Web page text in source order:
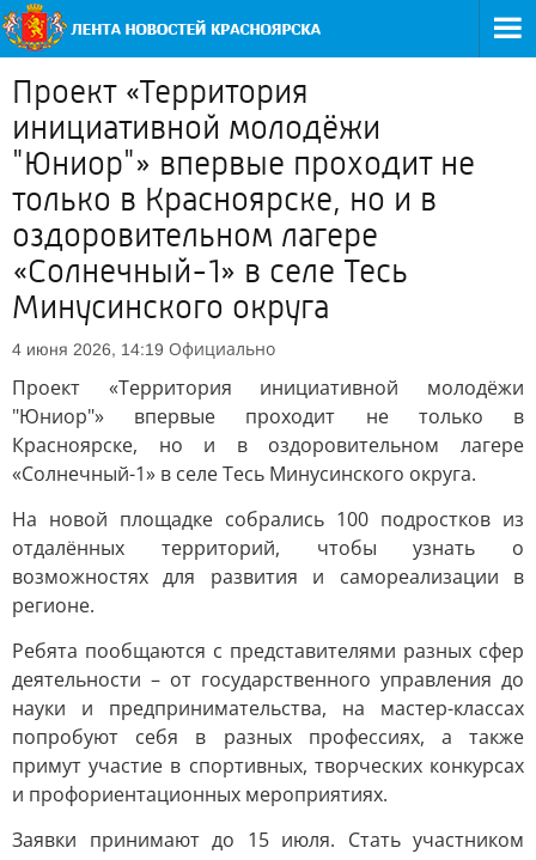
Проект «Территория
инициативной молодёжи
"Юниор"» впервые проходит не
только в Красноярске, но и в
оздоровительном лагере
«Солнечный-1» в селе Тесь
Минусинского округа
4 июня 2026, 14:19 Официально
Проект «Территория инициативной молодёжи
"Юниор"» впервые проходит не только в
Красноярске, но и в оздоровительном лагере
«Солнечный-1» в селе Тесь Минусинского округа.
На новой площадке собрались 100 подростков из
отдалённых территорий, чтобы узнать о
возможностях для развития и самореализации в
регионе.
Ребята пообщаются с представителями разных сфер
деятельности – от государственного управления до
науки и предпринимательства, на мастер-классах
попробуют себя в разных профессиях, а также
примут участие в спортивных, творческих конкурсах
и профориентационных мероприятиях.
Заявки принимают до 15 июля. Стать участником